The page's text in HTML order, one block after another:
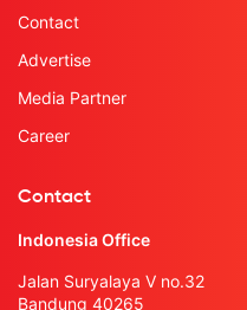
Contact
Advertise
Media Partner
Career
Contact
Indonesia Office
Jalan Suryalaya V no.32
Bandung 40265